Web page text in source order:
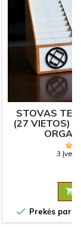
STOVAS
(27 VIETOS) –
3

 Prekės